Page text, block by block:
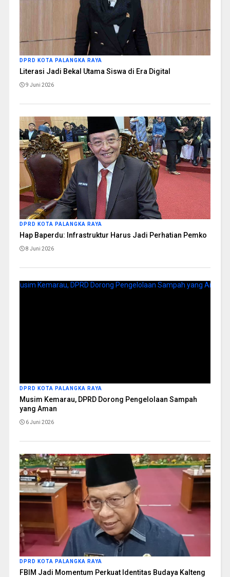
DPRD KOTA PALANGKA RAYA
Literasi Jadi Bekal Utama Siswa di Era Digital
9 Juni 2026
DPRD KOTA PALANGKA RAYA
Hap Baperdu: Infrastruktur Harus Jadi Perhatian Pemko
8 Juni 2026
DPRD KOTA PALANGKA RAYA
Musim Kemarau, DPRD Dorong Pengelolaan Sampah
yang Aman
6 Juni 2026
DPRD KOTA PALANGKA RAYA
FBIM Jadi Momentum Perkuat Identitas Budaya Kalteng